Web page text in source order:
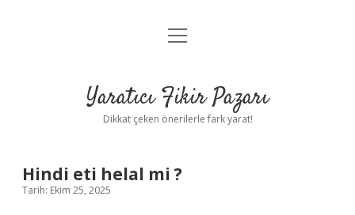
Anasayfa
Yasal Uyarı
menüyü
Yaratıcı Fikir Pazarı
Dikkat çeken önerilerle fark yarat!
Hindi eti helal mi ?
Tarih: Ekim 25, 2025